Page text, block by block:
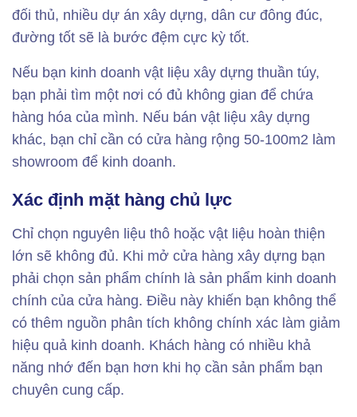
đối thủ, nhiều dự án xây dựng, dân cư đông đúc,
đường tốt sẽ là bước đệm cực kỳ tốt.
Nếu bạn kinh doanh vật liệu xây dựng thuần túy,
bạn phải tìm một nơi có đủ không gian để chứa
hàng hóa của mình. Nếu bán vật liệu xây dựng
khác, bạn chỉ cần có cửa hàng rộng 50-100m2 làm
showroom để kinh doanh.
Xác định mặt hàng chủ lực
Chỉ chọn nguyên liệu thô hoặc vật liệu hoàn thiện
lớn sẽ không đủ. Khi mở cửa hàng xây dựng bạn
phải chọn sản phẩm chính là sản phẩm kinh doanh
chính của cửa hàng. Điều này khiến bạn không thể
có thêm nguồn phân tích không chính xác làm giảm
hiệu quả kinh doanh. Khách hàng có nhiều khả
năng nhớ đến bạn hơn khi họ cần sản phẩm bạn
chuyên cung cấp.